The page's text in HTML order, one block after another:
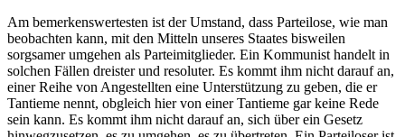
Am bemerkenswertesten ist der Umstand, dass Parteilose, wie man
beobachten kann, mit den Mitteln unseres Staates bisweilen
sorgsamer umgehen als Parteimitglieder. Ein Kommunist handelt in
solchen Fällen dreister und resoluter. Es kommt ihm nicht darauf an,
einer Reihe von Angestellten eine Unterstützung zu geben, die er
Tantieme nennt, obgleich hier von einer Tantieme gar keine Rede
sein kann. Es kommt ihm nicht darauf an, sich über ein Gesetz